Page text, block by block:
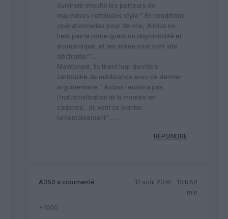
Suivirent ensuite les porteurs de
mauvaises certitudes style ” En conditions
opérationnelles pour de vrai, Airbus ne
tient pas la route question disponibilité et
économique, et les airline sont vont vite
déchanter”….
Maintenant, ils tirent leur dernière
cartouche de médisance avec ce dernier
argumentaire ” Airbus réussira pas
l’industrialisation et la montée en
cadence…ils vont se planter
lamentablement”…..
RÉPONDRE
A350 a commenté :
12 août 2016 - 18 h 58
min
+1000